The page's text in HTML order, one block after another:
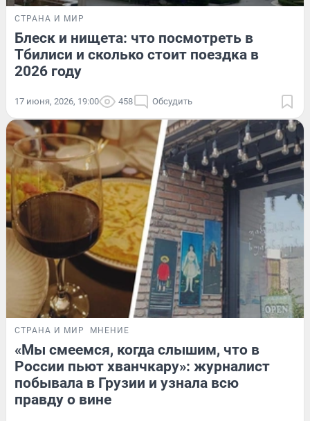
СТРАНА И МИР
Блеск и нищета: что посмотреть в
Тбилиси и сколько стоит поездка в
2026 году
17 июня, 2026, 19:00 458 Обсудить
СТРАНА И МИР МНЕНИЕ
«Мы смеемся, когда слышим, что в
России пьют хванчкару»: журналист
побывала в Грузии и узнала всю
правду о вине